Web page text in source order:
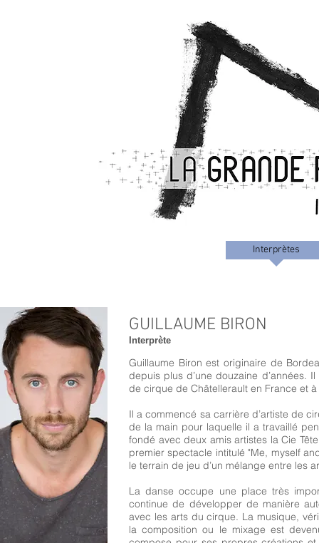
GUILLAUME BIRON
Interprète​
Guillaume Biron est originaire de
depuis plus d’une douzaine d’années.
de cirque de Châtellerault en France et
Il a commencé sa carrière d’artiste de
de la main pour laquelle il a travaillé
fondé avec deux amis artistes la Cie
premier spectacle intitulé "Me, myself
le terrain de jeu d’un mélange entre les
La danse occupe une place très
continue de développer de manière
avec les arts du cirque. La musique,
la composition ou le mixage est
Interprètes